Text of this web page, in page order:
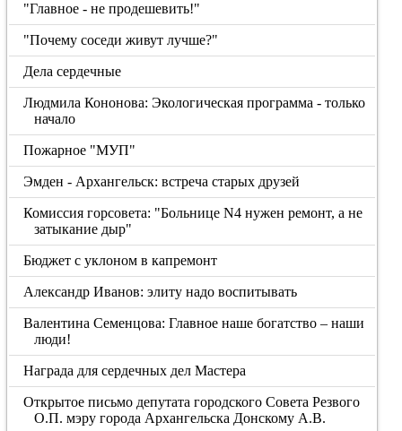
"Главное - не продешевить!"
"Почему соседи живут лучше?"
Дела сердечные
Людмила Кононова: Экологическая программа - только
начало
Пожарное "МУП"
Эмден - Архангельск: встреча старых друзей
Комиссия горсовета: "Больнице N4 нужен ремонт, а не
затыкание дыр"
Бюджет с уклоном в капремонт
Александр Иванов: элиту надо воспитывать
Валентина Семенцова: Главное наше богатство – наши
люди!
Награда для сердечных дел Мастера
Открытое письмо депутата городского Совета Резвого
О.П. мэру города Архангельска Донскому А.В.